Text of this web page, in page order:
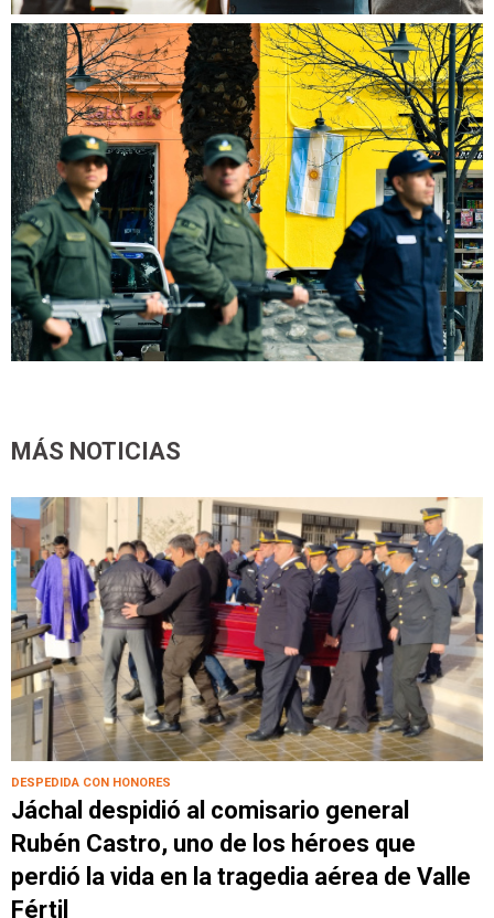
MÁS NOTICIAS
DESPEDIDA CON HONORES
Jáchal despidió al comisario general
Rubén Castro, uno de los héroes que
perdió la vida en la tragedia aérea de Valle
Fértil